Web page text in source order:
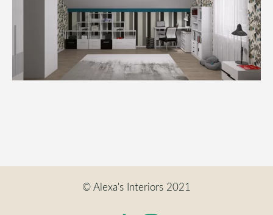
© Alexa's Interiors 2021